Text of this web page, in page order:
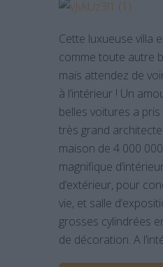
Cette luxueuse villa
comme toute autre
mais attendez de
à l’intérieur ! Un
belles voitures a
très grand
maison de 4 000
magnifique
d’extérieur, pour
vie, et salle
grosses cylindrées
de décoration. A